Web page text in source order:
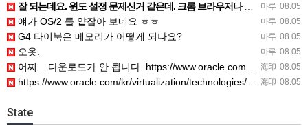
마루 08.05
잘 되는데요. 윈도 설정 문제신거 같은데. 크롬 브라우저나 파폭으로 해 보세요
마루 08.05
얘가 OS/2 를 얕잡아 보네요 ㅎㅎ
마루 08.05
G4 타이북은 메모리가 어떻게 되나요?
마루 08.05
오옷.
海印 08.05
어찌... 다운로드가 안 됩니다. https://www.oracle.com/kr/virtualization/…
海印 08.05
https://www.oracle.com/kr/virtualization/technologies/vm/dow…
State